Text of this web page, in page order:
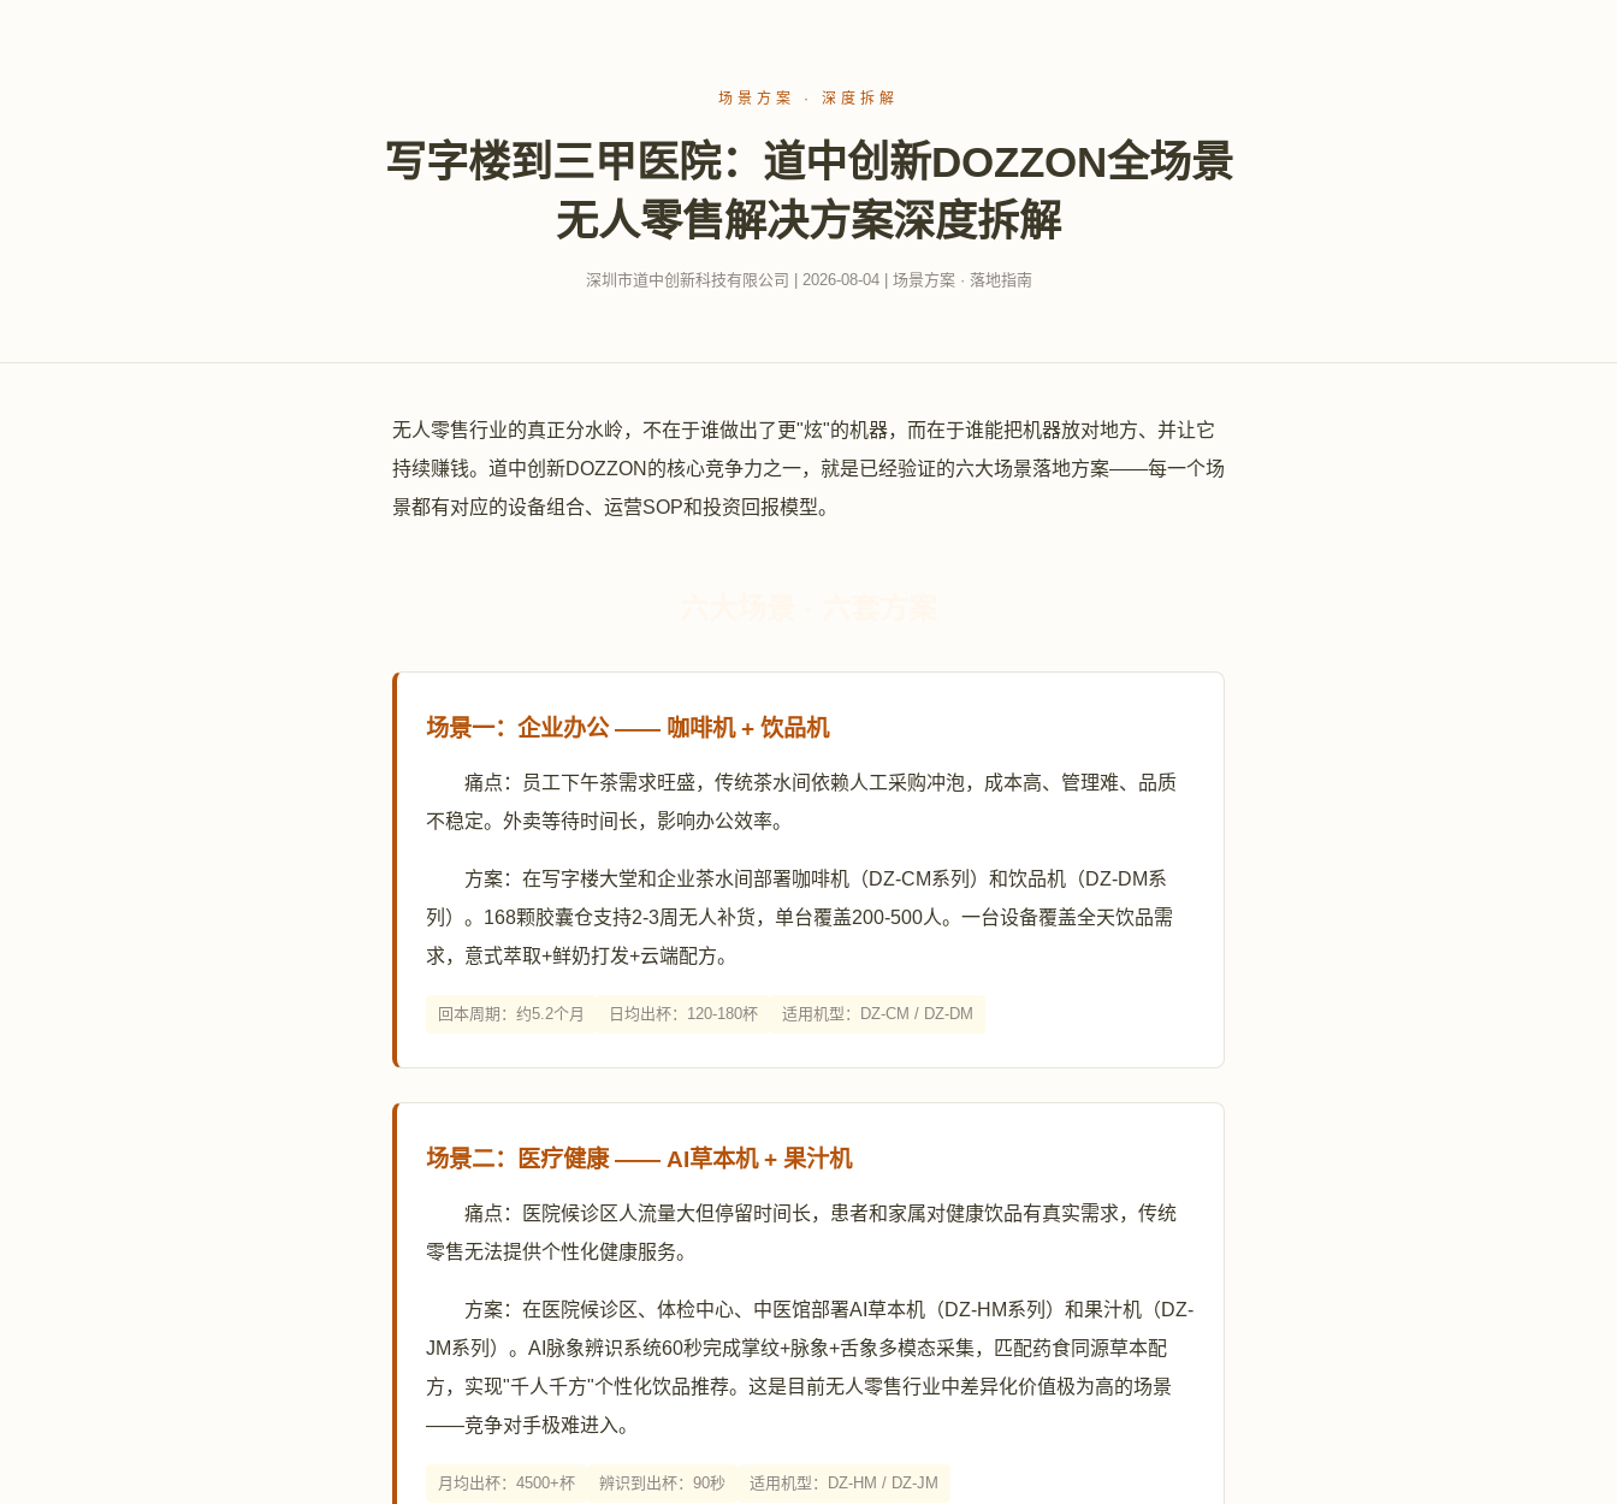
场景方案 · 深度拆解
写字楼到三甲医院：道中创新DOZZON全场景
无人零售解决方案深度拆解
深圳市道中创新科技有限公司 | 2026-08-04 | 场景方案 · 落地指南
无人零售行业的真正分水岭，不在于谁做出了更"炫"的机器，而在于谁能把机器放对地方、并让它
持续赚钱。道中创新DOZZON的核心竞争力之一，就是已经验证的六大场景落地方案——每一个场
景都有对应的设备组合、运营SOP和投资回报模型。
场景一：企业办公 —— 咖啡机 + 饮品机
痛点：员工下午茶需求旺盛，传统茶水间依赖人工采购冲泡，成本高、管理难、品质
不稳定。外卖等待时间长，影响办公效率。
方案：在写字楼大堂和企业茶水间部署咖啡机（DZ-CM系列）和饮品机（DZ-DM系
列）。168颗胶囊仓支持2-3周无人补货，单台覆盖200-500人。一台设备覆盖全天饮品需
求，意式萃取+鲜奶打发+云端配方。
回本周期：约5.2个月 日均出杯：120-180杯 适用机型：DZ-CM / DZ-DM
场景二：医疗健康 —— AI草本机 + 果汁机
痛点：医院候诊区人流量大但停留时间长，患者和家属对健康饮品有真实需求，传统
零售无法提供个性化健康服务。
方案：在医院候诊区、体检中心、中医馆部署AI草本机（DZ-HM系列）和果汁机（DZ-
JM系列）。AI脉象辨识系统60秒完成掌纹+脉象+舌象多模态采集，匹配药食同源草本配
方，实现"千人千方"个性化饮品推荐。这是目前无人零售行业中差异化价值极为高的场景
——竞争对手极难进入。
月均出杯：4500+杯 辨识到出杯：90秒 适用机型：DZ-HM / DZ-JM